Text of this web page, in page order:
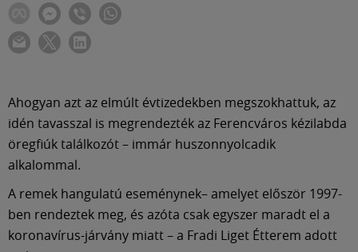
Ahogyan azt az elmúlt évtizedekben megszokhattuk, az
idén tavasszal is megrendezték az Ferencváros kézilabda
öregfiúk találkozót – immár huszonnyolcadik
alkalommal.
A remek hangulatú eseménynek– amelyet először 1997-
ben rendeztek meg, és azóta csak egyszer maradt el a
koronavírus-járvány miatt – a Fradi Liget Étterem adott
Klub
Shop
Közösség
Múzeum